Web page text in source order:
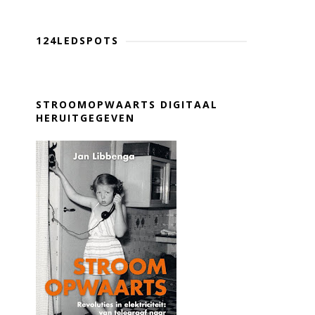
124LEDSPOTS
STROOMOPWAARTS DIGITAAL
HERUITGEGEVEN